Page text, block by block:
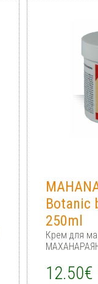
Botanic
250ml
Крем для
12.50€